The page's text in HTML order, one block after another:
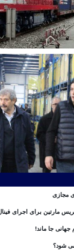
مجازی
مارتین برای اجرای
جهانی جا ماند!
می شود؟